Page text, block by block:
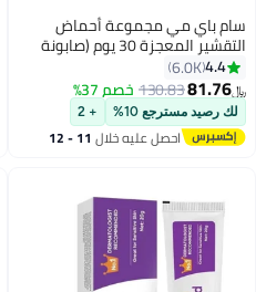
سام باي مي مجموعة أحماض
التقشير المعجزة 30 يوم (صابونة
30جم ,تونر 30مل,سيروم 10مل,كريم
20جم) شفاف
4.4
6.0K
﷼‏81.76
130.83خصم 37%
لك رصيد مسترجع 10% + 2
احصل عليه خلال 11 - 12